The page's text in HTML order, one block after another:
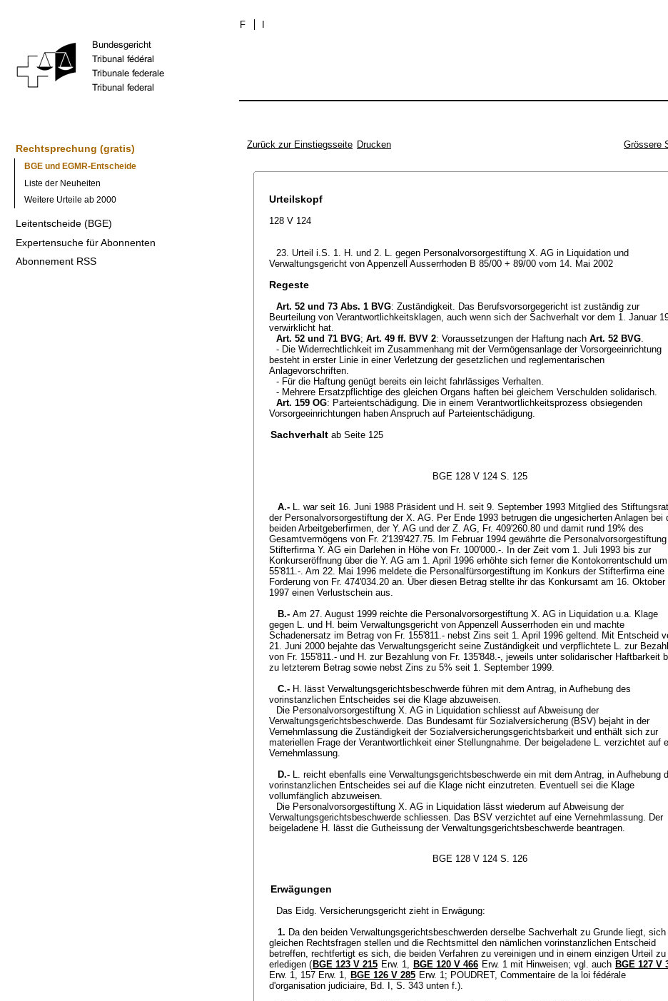
F
Rechtsprechung (gratis)
BGE und EGMR-Entscheide
Liste der Neuheiten
Weitere Urteile ab 2000
Leitentscheide (BGE)
Expertensuche für Abonnenten
Abonnement RSS
Zurück zur Einstiegsseite Drucken Grössere
Urteilskopf
128 V 124
23. Urteil i.S. 1. H. und 2. L. gegen Personalvorsorgestiftung X. AG in Liquidation und
Verwaltungsgericht von Appenzell Ausserrhoden B 85/00 + 89/00 vom 14. Mai 2002
Regeste
Art. 52 und 73 Abs. 1 BVG: Zuständigkeit. Das Berufsvorsorgegericht ist zuständig zur
Beurteilung von Verantwortlichkeitsklagen, auch wenn sich der Sachverhalt vor dem 1. Januar
verwirklicht hat.
Art. 52 und 71 BVG; Art. 49 ff. BVV 2: Voraussetzungen der Haftung nach Art. 52 BVG.
- Die Widerrechtlichkeit im Zusammenhang mit der Vermögensanlage der Vorsorgeeinrichtung
besteht in erster Linie in einer Verletzung der gesetzlichen und reglementarischen
Anlagevorschriften.
- Für die Haftung genügt bereits ein leicht fahrlässiges Verhalten.
- Mehrere Ersatzpflichtige des gleichen Organs haften bei gleichem Verschulden solidarisch.
Art. 159 OG: Parteientschädigung. Die in einem Verantwortlichkeitsprozess obsiegenden
Vorsorgeeinrichtungen haben Anspruch auf Parteientschädigung.
Sachverhalt ab Seite 125
BGE 128 V 124 S. 125
A.- L. war seit 16. Juni 1988 Präsident und H. seit 9. September 1993 Mitglied des
der Personalvorsorgestiftung der X. AG. Per Ende 1993 betrugen die ungesicherten Anlagen bei
beiden Arbeitgeberfirmen, der Y. AG und der Z. AG, Fr. 409'260.80 und damit rund 19% des
Gesamtvermögens von Fr. 2'139'427.75. Im Februar 1994 gewährte die
Stifterfirma Y. AG ein Darlehen in Höhe von Fr. 100'000.-. In der Zeit vom 1. Juli 1993 bis zur
Konkurseröffnung über die Y. AG am 1. April 1996 erhöhte sich ferner die Kontokorrentschuld
55'811.-. Am 22. Mai 1996 meldete die Personalfürsorgestiftung im Konkurs der Stifterfirma eine
Forderung von Fr. 474'034.20 an. Über diesen Betrag stellte ihr das Konkursamt am 16. Oktober
1997 einen Verlustschein aus.
B.- Am 27. August 1999 reichte die Personalvorsorgestiftung X. AG in Liquidation u.a. Klage
gegen L. und H. beim Verwaltungsgericht von Appenzell Ausserrhoden ein und machte
Schadenersatz im Betrag von Fr. 155'811.- nebst Zins seit 1. April 1996 geltend. Mit Entscheid
21. Juni 2000 bejahte das Verwaltungsgericht seine Zuständigkeit und verpflichtete L. zur
von Fr. 155'811.- und H. zur Bezahlung von Fr. 135'848.-, jeweils unter solidarischer Haftbarkeit
zu letzterem Betrag sowie nebst Zins zu 5% seit 1. September 1999.
C.- H. lässt Verwaltungsgerichtsbeschwerde führen mit dem Antrag, in Aufhebung des
vorinstanzlichen Entscheides sei die Klage abzuweisen.
Die Personalvorsorgestiftung X. AG in Liquidation schliesst auf Abweisung der
Verwaltungsgerichtsbeschwerde. Das Bundesamt für Sozialversicherung (BSV) bejaht in der
Vernehmlassung die Zuständigkeit der Sozialversicherungsgerichtsbarkeit und enthält sich zur
materiellen Frage der Verantwortlichkeit einer Stellungnahme. Der beigeladene L. verzichtet auf
Vernehmlassung.
D.- L. reicht ebenfalls eine Verwaltungsgerichtsbeschwerde ein mit dem Antrag, in Aufhebung
vorinstanzlichen Entscheides sei auf die Klage nicht einzutreten. Eventuell sei die Klage
vollumfänglich abzuweisen.
Die Personalvorsorgestiftung X. AG in Liquidation lässt wiederum auf Abweisung der
Verwaltungsgerichtsbeschwerde schliessen. Das BSV verzichtet auf eine Vernehmlassung. Der
beigeladene H. lässt die Gutheissung der Verwaltungsgerichtsbeschwerde beantragen.
BGE 128 V 124 S. 126
Erwägungen
Das Eidg. Versicherungsgericht zieht in Erwägung:
1. Da den beiden Verwaltungsgerichtsbeschwerden derselbe Sachverhalt zu Grunde liegt, sich
gleichen Rechtsfragen stellen und die Rechtsmittel den nämlichen vorinstanzlichen Entscheid
betreffen, rechtfertigt es sich, die beiden Verfahren zu vereinigen und in einem einzigen Urteil zu
erledigen ( BGE 123 V 215 Erw. 1, BGE 120 V 466 Erw. 1 mit Hinweisen; vgl. auch BGE 127 V
Erw. 1, 157 Erw. 1, BGE 126 V 285 Erw. 1; POUDRET, Commentaire de la loi fédérale
d'organisation judiciaire, Bd. I, S. 343 unten f.).